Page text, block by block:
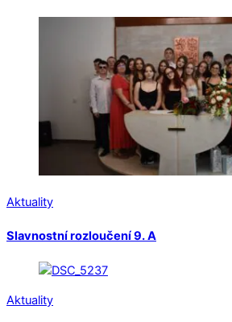
Aktuality
Slavnostní rozloučení 9. A
Aktuality